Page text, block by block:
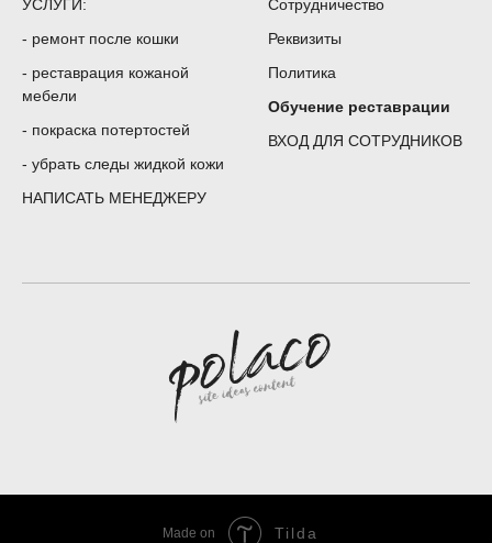
УСЛУГИ:
- ремонт после кошки
- реставрация кожаной
мебели
- покраска потертостей
- убрать следы жидкой кожи
НАПИСАТЬ МЕНЕДЖЕРУ
Сотрудничество
Реквизиты
Политика
Обучение реставрации
ВХОД ДЛЯ СОТРУДНИКОВ
Made on Tilda